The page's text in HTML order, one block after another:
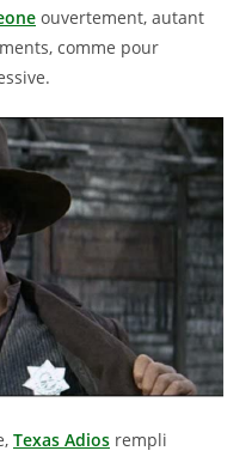
ouvertement, autant
comme pour
Texas Adios rempli